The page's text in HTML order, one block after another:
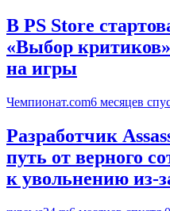
В PS Store
«Выбор
на игры
Чемпионат.com6 месяцев
Разработчик
путь от верного
к увольнению из-